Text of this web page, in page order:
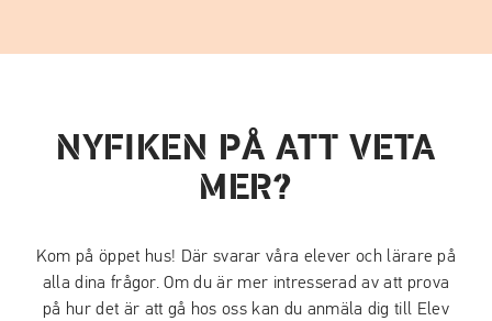
NYFIKEN PÅ ATT VETA
MER?
Kom på öppet hus! Där svarar våra elever och lärare på
alla dina frågor. Om du är mer intresserad av att prova
på hur det är att gå hos oss kan du anmäla dig till Elev